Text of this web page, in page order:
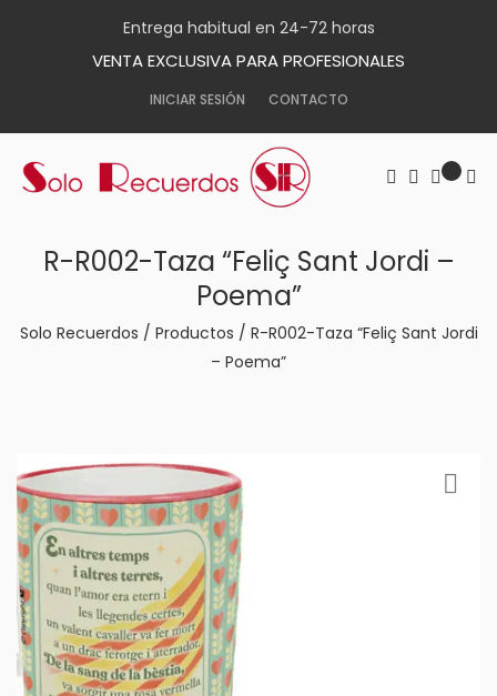
Entrega habitual en 24-72 horas
VENTA EXCLUSIVA PARA PROFESIONALES
INICIAR SESIÓN CONTACTO
R-R002-Taza “Feliç Sant Jordi –
Poema”
Solo Recuerdos / Productos / R-R002-Taza “Feliç Sant Jordi
– Poema”